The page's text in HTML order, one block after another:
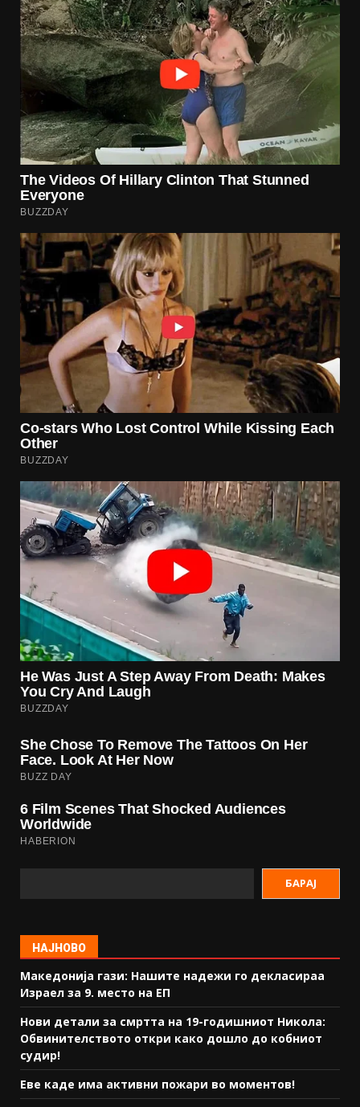
БАРАЈ
НАЈНОВО
Македонија гази: Нашите надежи го декласираа
Израел за 9. место на ЕП
Нови детали за смртта на 19-годишниот Никола:
Обвинителството откри како дошло до кобниот
судир!
Еве каде има активни пожари во моментов!